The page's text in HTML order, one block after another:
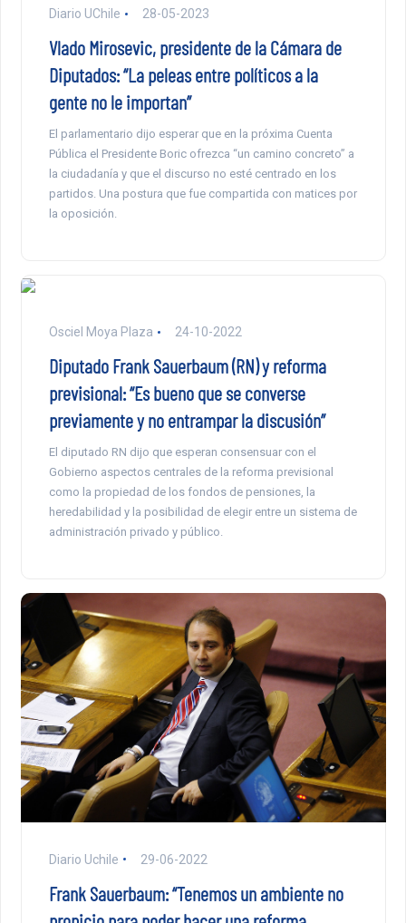
Diario UChile 28-05-2023
Vlado Mirosevic, presidente de la Cámara de
Diputados: “La peleas entre políticos a la
gente no le importan”
El parlamentario dijo esperar que en la próxima Cuenta
Pública el Presidente Boric ofrezca “un camino concreto” a
la ciudadanía y que el discurso no esté centrado en los
partidos. Una postura que fue compartida con matices por
la oposición.
Osciel Moya Plaza 24-10-2022
Diputado Frank Sauerbaum (RN) y reforma
previsional: “Es bueno que se converse
previamente y no entrampar la discusión”
El diputado RN dijo que esperan consensuar con el
Gobierno aspectos centrales de la reforma previsional
como la propiedad de los fondos de pensiones, la
heredabilidad y la posibilidad de elegir entre un sistema de
administración privado y público.
Diario Uchile 29-06-2022
Frank Sauerbaum: “Tenemos un ambiente no